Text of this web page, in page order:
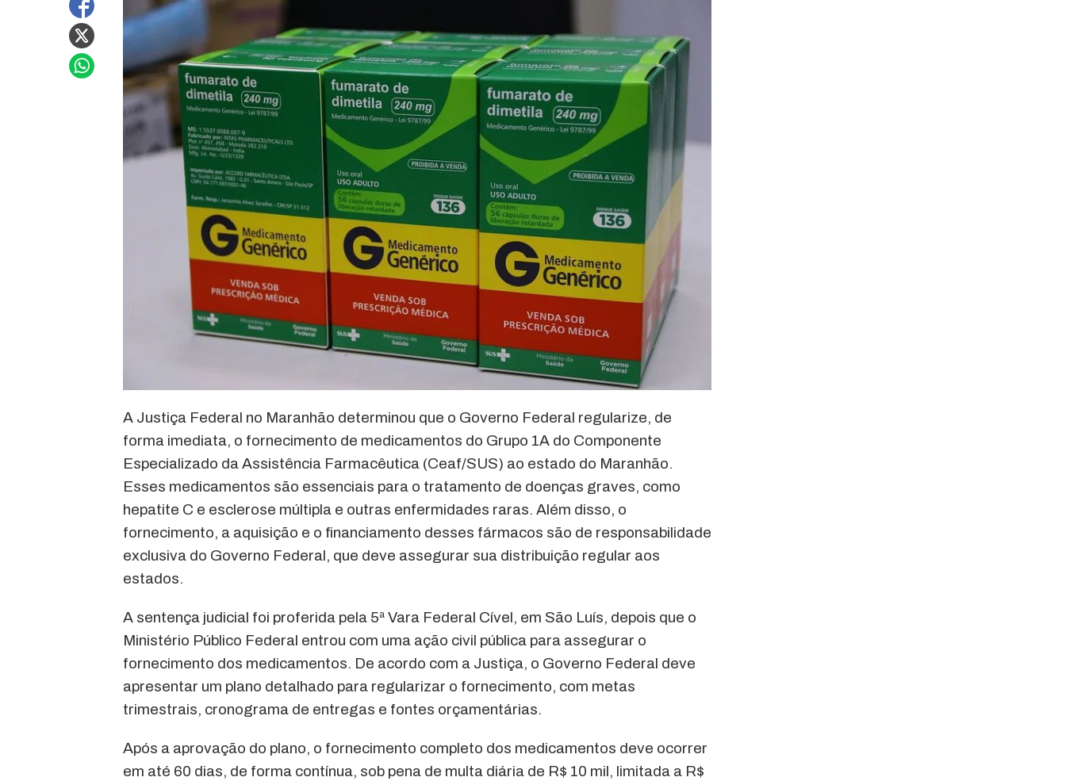
A Justiça Federal no Maranhão determinou que o Governo Federal regularize, de
forma imediata, o fornecimento de medicamentos do Grupo 1A do Componente
Especializado da Assistência Farmacêutica (Ceaf/SUS) ao estado do Maranhão.
Esses medicamentos são essenciais para o tratamento de doenças graves, como
hepatite C e esclerose múltipla e outras enfermidades raras. Além disso, o
fornecimento, a aquisição e o financiamento desses fármacos são de responsabilidade
exclusiva do Governo Federal, que deve assegurar sua distribuição regular aos
estados.
A sentença judicial foi proferida pela 5ª Vara Federal Cível, em São Luís, depois que o
Ministério Público Federal entrou com uma ação civil pública para assegurar o
fornecimento dos medicamentos. De acordo com a Justiça, o Governo Federal deve
apresentar um plano detalhado para regularizar o fornecimento, com metas
trimestrais, cronograma de entregas e fontes orçamentárias.
Após a aprovação do plano, o fornecimento completo dos medicamentos deve ocorrer
em até 60 dias, de forma contínua, sob pena de multa diária de R$ 10 mil, limitada a R$